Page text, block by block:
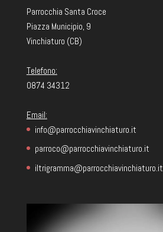
Parrocchia Santa Croce
Piazza Municipio, 9
Vinchiaturo (CB)
Telefono:
0874 34312
Email:
info@parrocchiavinchiaturo.it
parroco@parrocchiavinchiaturo.it
iltrigramma@parrocchiavinchiaturo.it